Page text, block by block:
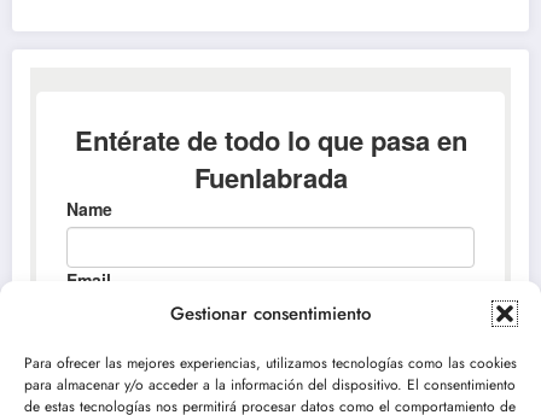
Gestionar consentimiento
Para ofrecer las mejores experiencias, utilizamos tecnologías como las cookies
para almacenar y/o acceder a la información del dispositivo. El consentimiento
de estas tecnologías nos permitirá procesar datos como el comportamiento de